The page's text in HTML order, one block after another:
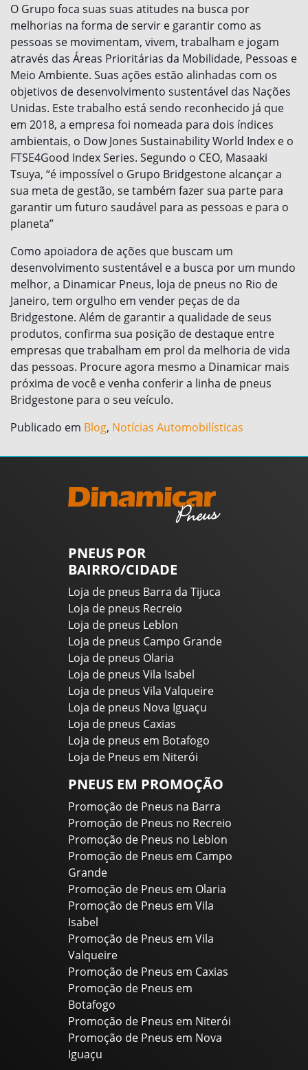
O Grupo foca suas suas atitudes na busca por
melhorias na forma de servir e garantir como as
pessoas se movimentam, vivem, trabalham e jogam
através das Áreas Prioritárias da Mobilidade, Pessoas e
Meio Ambiente. Suas ações estão alinhadas com os
objetivos de desenvolvimento sustentável das Nações
Unidas. Este trabalho está sendo reconhecido já que
em 2018, a empresa foi nomeada para dois índices
ambientais, o Dow Jones Sustainability World Index e o
FTSE4Good Index Series. Segundo o CEO, Masaaki
Tsuya, “é impossível o Grupo Bridgestone alcançar a
sua meta de gestão, se também fazer sua parte para
garantir um futuro saudável para as pessoas e para o
planeta”
Como apoiadora de ações que buscam um
desenvolvimento sustentável e a busca por um mundo
melhor, a Dinamicar Pneus, loja de pneus no Rio de
Janeiro, tem orgulho em vender peças de da
Bridgestone. Além de garantir a qualidade de seus
produtos, confirma sua posição de destaque entre
empresas que trabalham em prol da melhoria de vida
das pessoas. Procure agora mesmo a Dinamicar mais
próxima de você e venha conferir a linha de pneus
Bridgestone para o seu veículo.
Publicado em Blog, Notícias Automobilísticas
PNEUS POR
BAIRRO/CIDADE
Loja de pneus Barra da Tijuca
Loja de pneus Recreio
Loja de pneus Leblon
Loja de pneus Campo Grande
Loja de pneus Olaria
Loja de pneus Vila Isabel
Loja de pneus Vila Valqueire
Loja de pneus Nova Iguaçu
Loja de pneus Caxias
Loja de pneus em Botafogo
Loja de Pneus em Niterói
PNEUS EM PROMOÇÃO
Promoção de Pneus na Barra
Promoção de Pneus no Recreio
Promoção de Pneus no Leblon
Promoção de Pneus em Campo
Grande
Promoção de Pneus em Olaria
Promoção de Pneus em Vila
Isabel
Promoção de Pneus em Vila
Valqueire
Promoção de Pneus em Caxias
Promoção de Pneus em
Botafogo
Promoção de Pneus em Niterói
Promoção de Pneus em Nova
Iguaçu